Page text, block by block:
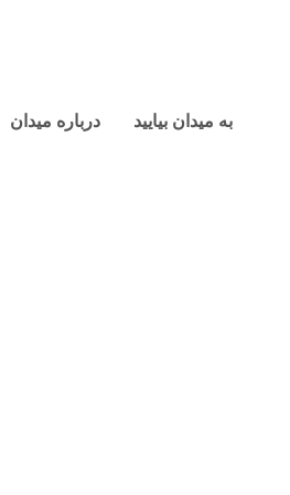
به میدان بیایید درباره میدان